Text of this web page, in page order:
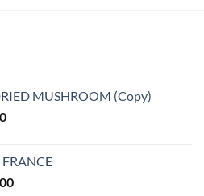
MUSHROOM (Copy)
Price
through
€95.00
FRANCE
Price